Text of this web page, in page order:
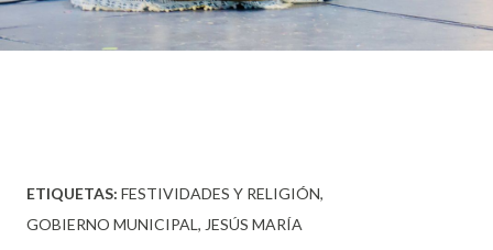
ETIQUETAS: FESTIVIDADES Y RELIGIÓN
GOBIERNO MUNICIPAL
JESÚS MARÍA